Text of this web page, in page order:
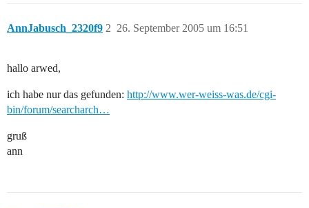
AnnJabusch_2320f9 26. September 2005 um 16:51
2
hallo arwed,
ich habe nur das gefunden: http://www.wer-weiss-was.de/cgi-
bin/forum/searcharch…
gruß
ann